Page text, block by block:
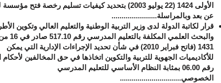
الأولى 1424 (22 يوليو 2003) بتحديد كيفيات تسليم رخصة فتح
عن بعد وبالمراسلة.......................
قرار لكاتبة الدولة لدى وزير التربية الوطنية والتعليم العالي وتكوين
والبحث العلمي
1431 (فاتح فبراير 2010) في شأن تحديد الإجراءات الإدارية التي يمكن
للأكاديميات الجهوية للتربية والتكوين اتخاذها في حق المخالفين لأحكام
رقم 06.00 بمثابة النظام الأساسي للتعليم المدرسي
الخصوصي...............................